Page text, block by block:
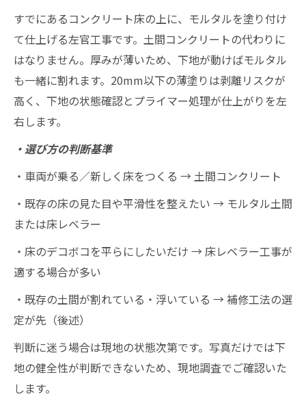
すでにあるコンクリート床の上に、モルタルを塗り付け
て仕上げる左官工事です。土間コンクリートの代わりに
はなりません。厚みが薄いため、下地が動けばモルタル
も一緒に割れます。20mm以下の薄塗りは剥離リスクが
高く、下地の状態確認とプライマー処理が仕上がりを左
右します。
・選び方の判断基準
・車両が乗る／新しく床をつくる → 土間コンクリート
・既存の床の見た目や平滑性を整えたい → モルタル土間
または床レベラー
・床のデコボコを平らにしたいだけ → 床レベラー工事が
適する場合が多い
・既存の土間が割れている・浮いている → 補修工法の選
定が先（後述）
判断に迷う場合は現地の状態次第です。写真だけでは下
地の健全性が判断できないため、現地調査でご確認いた
します。